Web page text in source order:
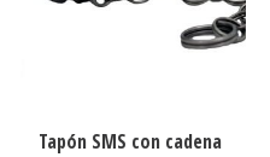
Tapón SMS con cadena